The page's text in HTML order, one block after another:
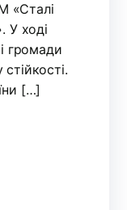
«Сталі
У ході
громади
[…]